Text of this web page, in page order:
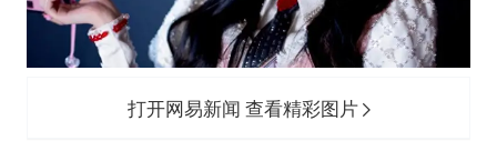
打开网易新闻 查看精彩图片